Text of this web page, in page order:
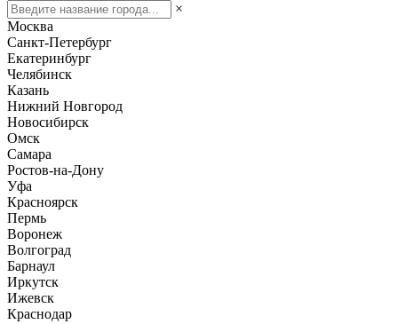
×
Москва
Санкт-Петербург
Екатеринбург
Челябинск
Казань
Нижний Новгород
Новосибирск
Омск
Самара
Ростов-на-Дону
Уфа
Красноярск
Пермь
Воронеж
Волгоград
Барнаул
Иркутск
Ижевск
Краснодар